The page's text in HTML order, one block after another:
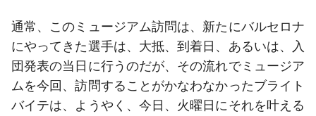
順位表
通常、このミュージアム訪問は、新たにバルセロナ
にやってきた選手は、大抵、到着日、あるいは、入
団発表の当日に行うのだが、その流れでミュージア
ムを今回、訪問することがかなわなかったブライト
バイテは、ようやく、今日、火曜日にそれを叶える